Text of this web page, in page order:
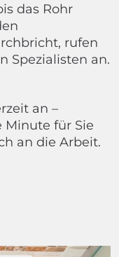
das Rohr
rufen
Spezialisten an.
an –
Minute für Sie
an die Arbeit.